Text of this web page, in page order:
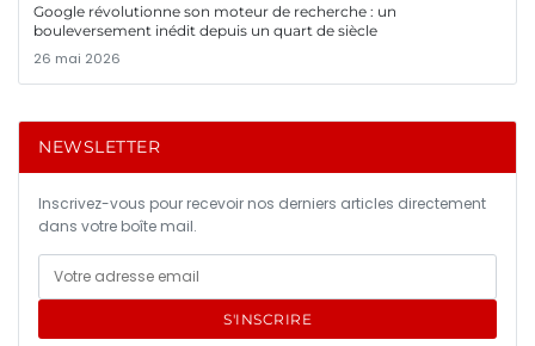
Google révolutionne son moteur de recherche : un
bouleversement inédit depuis un quart de siècle
26 mai 2026
NEWSLETTER
Inscrivez-vous pour recevoir nos derniers articles directement
dans votre boîte mail.
S'INSCRIRE